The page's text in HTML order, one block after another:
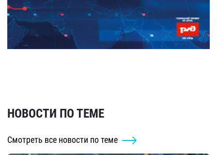
НОВОСТИ ПО ТЕМЕ
Смотреть все новости по теме